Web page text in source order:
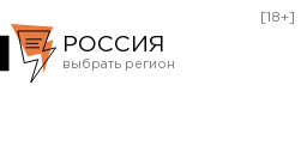
РОССИЯ
[18+]